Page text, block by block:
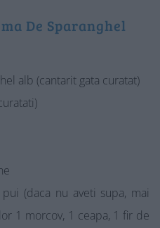
De Sparanghel
alb (cantarit gata curatat)
(daca nu aveti supa, mai
1 morcov, 1 ceapa, 1 fir de